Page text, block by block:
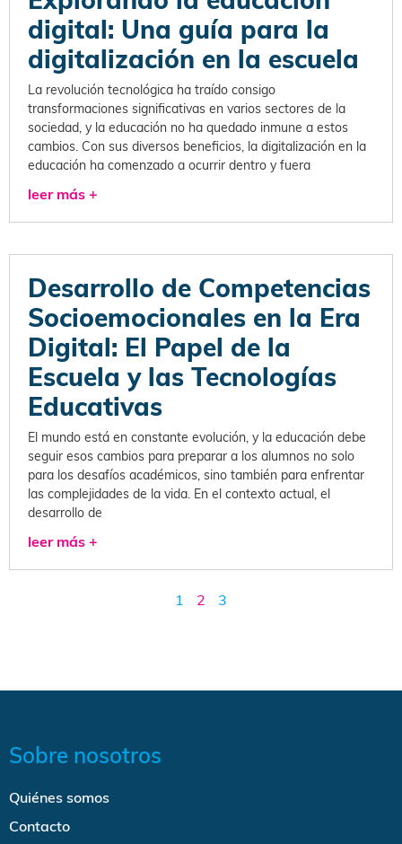
digital: Una guía para la
digitalización en la escuela
La revolución tecnológica ha traído consigo
transformaciones significativas en varios sectores de la
sociedad, y la educación no ha quedado inmune a estos
cambios. Con sus diversos beneficios, la digitalización en la
educación ha comenzado a ocurrir dentro y fuera
leer más +
Desarrollo de Competencias
Socioemocionales en la Era
Digital: El Papel de la
Escuela y las Tecnologías
Educativas
El mundo está en constante evolución, y la educación debe
seguir esos cambios para preparar a los alumnos no solo
para los desafíos académicos, sino también para enfrentar
las complejidades de la vida. En el contexto actual, el
desarrollo de
leer más +
1 2 3
Sobre nosotros
Quiénes somos
Contacto